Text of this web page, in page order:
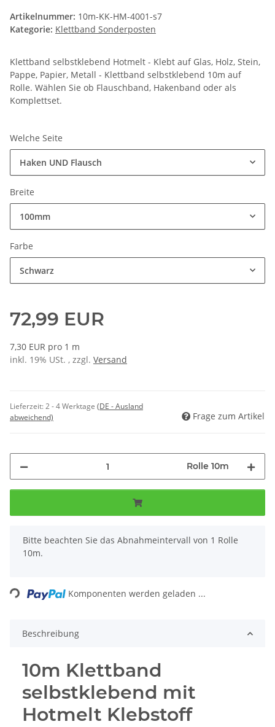
Artikelnummer: 10m-KK-HM-4001-s7
Kategorie: Klettband Sonderposten
Klettband selbstklebend Hotmelt - Klebt auf Glas, Holz, Stein,
Pappe, Papier, Metall - Klettband selbstklebend 10m auf
Rolle. Wählen Sie ob Flauschband, Hakenband oder als
Komplettset.
Welche Seite
Haken UND Flausch
Breite
100mm
Farbe
Schwarz
72,99 EUR
7,30 EUR pro 1 m
inkl. 19% USt. , zzgl. Versand
Lieferzeit:2 - 4 Werktage (DE - Ausland
abweichend)
Frage zum Artikel
Rolle 10m
x
Bitte beachten Sie das Abnahmeintervall von 1 Rolle
10m.
Loading... Komponenten werden geladen ...
Beschreibung
10m Klettband
selbstklebend mit
Hotmelt Klebstoff